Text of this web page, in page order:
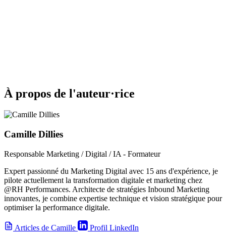
À propos de l'auteur·rice
Camille Dillies
Responsable Marketing / Digital / IA - Formateur
Expert passionné du Marketing Digital avec 15 ans d'expérience, je
pilote actuellement la transformation digitale et marketing chez
@RH Performances. Architecte de stratégies Inbound Marketing
innovantes, je combine expertise technique et vision stratégique pour
optimiser la performance digitale.
Articles de Camille Profil LinkedIn